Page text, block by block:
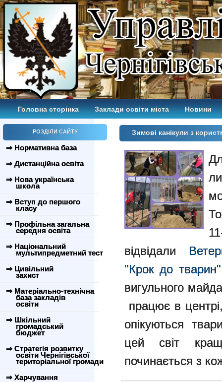
Головна сторінка Заклади освіти міста Новини
РОЗДІЛИ САЙТУ
⇒ Нормативна база
⇒ Дистанційна освіта
⇒ Нова українська
школа
⇒ Вступ до першого
класу
⇒ Профільна загальна
середня освіта
⇒ Національний
мультипредметний тест
⇒ Цивільний
захист
⇒ Матеріально-технічна
база закладів
освіти
⇒ Шкільний
громадський
бюджет
⇒ Стратегія розвитку
освіти Чернігівської
територіальної громади
⇒ Харчування
Зимові канікули з
відвідали
"Крок до тварин"
вигульного
працює в
опікуються
цей світ
починається з